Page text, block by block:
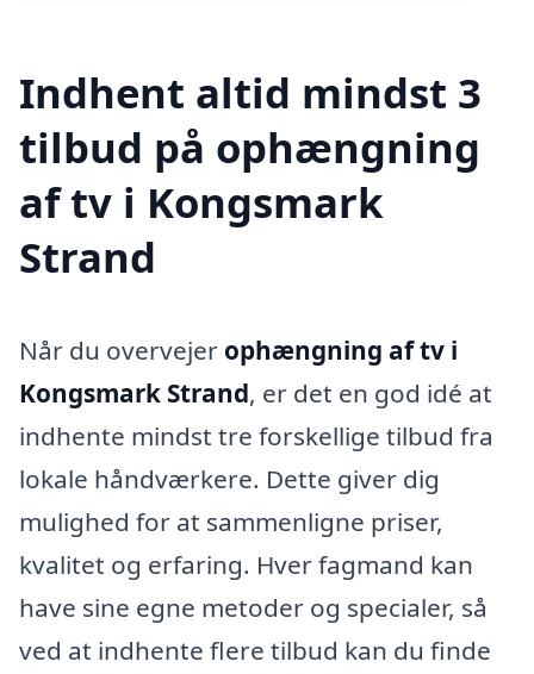
Indhent altid mindst 3
tilbud på ophængning
af tv i Kongsmark
Strand
Når du overvejer ophængning af tv i
Kongsmark Strand, er det en god idé at
indhente mindst tre forskellige tilbud fra
lokale håndværkere. Dette giver dig
mulighed for at sammenligne priser,
kvalitet og erfaring. Hver fagmand kan
have sine egne metoder og specialer, så
ved at indhente flere tilbud kan du finde